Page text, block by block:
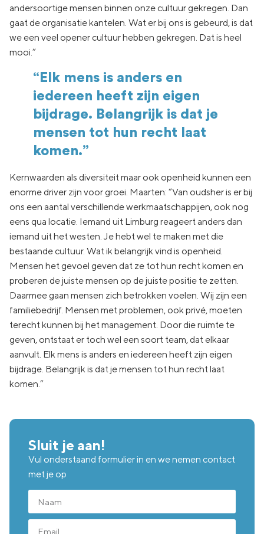
andersoortige mensen binnen onze cultuur gekregen. Dan
gaat de organisatie kantelen. Wat er bij ons is gebeurd, is dat
we een veel opener cultuur hebben gekregen. Dat is heel
mooi.”
“Elk mens is anders en
iedereen heeft zijn eigen
bijdrage. Belangrijk is dat je
mensen tot hun recht laat
komen.”
Kernwaarden als diversiteit maar ook openheid kunnen een
enorme driver zijn voor groei. Maarten: “Van oudsher is er bij
ons een aantal verschillende werkmaatschappijen, ook nog
eens qua locatie. Iemand uit Limburg reageert anders dan
iemand uit het westen. Je hebt wel te maken met die
bestaande cultuur. Wat ik belangrijk vind is openheid.
Mensen het gevoel geven dat ze tot hun recht komen en
proberen de juiste mensen op de juiste positie te zetten.
Daarmee gaan mensen zich betrokken voelen. Wij zijn een
familiebedrijf. Mensen met problemen, ook privé, moeten
terecht kunnen bij het management. Door die ruimte te
geven, ontstaat er toch wel een soort team, dat elkaar
aanvult. Elk mens is anders en iedereen heeft zijn eigen
bijdrage. Belangrijk is dat je mensen tot hun recht laat
komen.”
Sluit je aan!
Vul onderstaand formulier in en we nemen contact
met je op